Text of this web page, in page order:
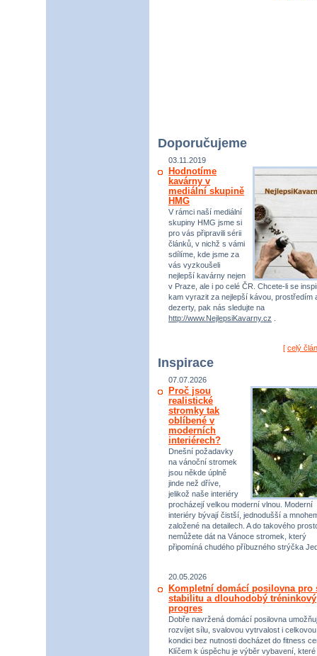
Doporučujeme
03.11.2019
Hodnotíme
kavárny v
mediální skupině
HMG
V rámci naší mediální
skupiny HMG jsme si
pro vás připravili sérii
článků, v nichž s vámi
sdílíme, kde jsme za
vás vyzkoušeli
nejlepší kavárny nejen
v Praze, ale i po celé ČR. Chcete-li se
kam vyrazit za nejlepší kávou, prostředím
dezerty, pak nás sledujte na
http://www.NejlepsiKavarny.cz
[ celý
Inspirace
07.07.2026
Proč jsou
realistické
stromky tak
oblíbené v
moderních
interiérech?
Dnešní požadavky
na vánoční stromek
jsou někde úplně
jinde než dříve,
jelikož naše interiéry
procházejí velkou moderní vlnou. Moderní
interiéry bývají čistší, jednodušší a
založené na detailech. A do takového
nemůžete dát na Vánoce stromek, který
připomíná chudého příbuzného strýčka
20.05.2026
Kompletní domácí posilovna pro
stabilitu a dlouhodobý tréninkový
progres
Dobře navržená domácí posilovna
rozvíjet sílu, svalovou vytrvalost i celkovou
kondici bez nutnosti docházet do fitness
Klíčem k úspěchu je výběr vybavení, které